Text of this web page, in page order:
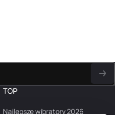
TOP
Najlepsze wibratory 2026